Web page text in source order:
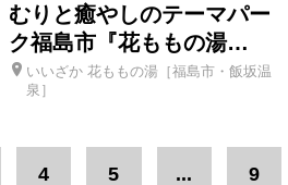
絞り込む
むりと癒やしのテーマパー
ク福島市『花ももの湯…
いいざか 花ももの湯［福島市・飯坂温
泉］
4 5 ... 9